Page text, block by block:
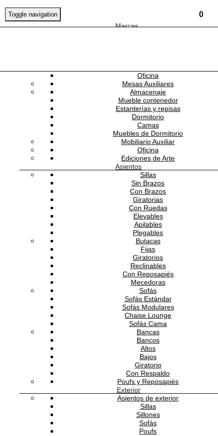
0
Toggle navigation
Marcas
Oficina
Mesas Auxiliares
Almacenaje
Mueble contenedor
Estanterías y repisas
Dormitorio
Camas
Muebles de Dormitorio
Mobiliario Auxiliar
Oficina
Ediciones de Arte
Asientos
Sillas
Sin Brazos
Con Brazos
Giratorias
Con Ruedas
Elevables
Apilables
Plegables
Butacas
Fijas
Giratorios
Reclinables
Con Reposapiés
Mecedoras
Sofás
Sofás Estándar
Sofás Modulares
Chaise Lounge
Sofás Cama
Bancas
Bancos
Altos
Bajos
Giratorio
Con Respaldo
Poufs y Reposapiés
Exterior
Asientos de exterior
Sillas
Sillones
Sofás
Poufs
ANDREU WORLD
AW-BQ2797-5
Banco Alto Hula
NUEVO
T3
T5
T10
NEWSLETTER